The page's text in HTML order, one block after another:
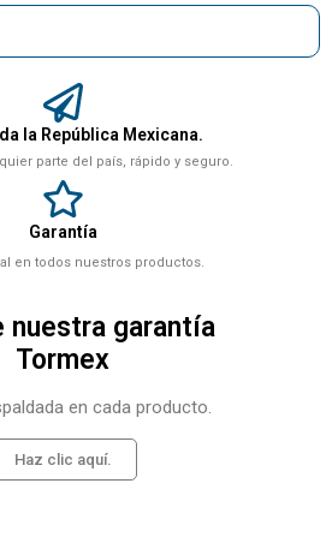
la República Mexicana.
parte del país, rápido y seguro.
Garantía
en todos nuestros productos.
nuestra garantía
Tormex
en cada producto.
Haz clic aquí.